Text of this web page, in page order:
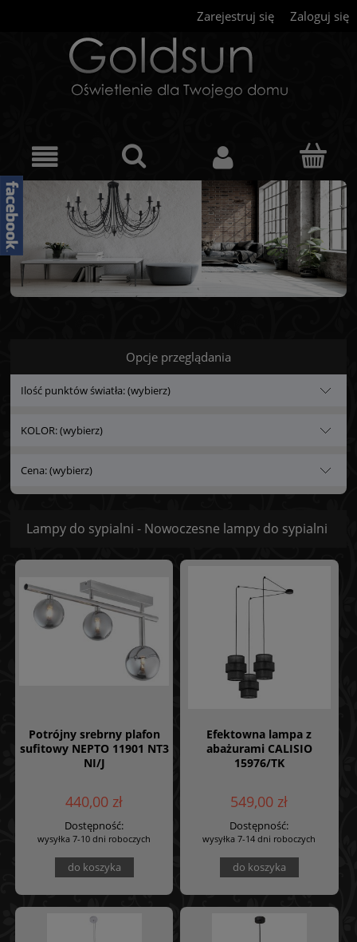
Zarejestruj się Zaloguj się
Opcje przeglądania
Ilość punktów światła: (wybierz)
KOLOR: (wybierz)
Cena: (wybierz)
Lampy do sypialni - Nowoczesne lampy do sypialni
Potrójny srebrny plafon
sufitowy NEPTO 11901 NT3
NI/J
440,00 zł
Dostępność:
wysyłka 7-10 dni roboczych
do koszyka
Efektowna lampa z
abażurami CALISIO
15976/TK
549,00 zł
Dostępność:
wysyłka 7-14 dni roboczych
do koszyka